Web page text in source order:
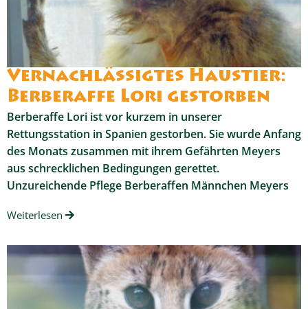
Vernachlässigtes Haustier:
Berberaffe Lori gestorben
Berberaffe Lori ist vor kurzem in unserer
Rettungsstation in Spanien gestorben. Sie wurde Anfang
des Monats zusammen mit ihrem Gefährten Meyers
aus schrecklichen Bedingungen gerettet.
Unzureichende Pflege Berberaffen Männchen Meyers
Weiterlesen